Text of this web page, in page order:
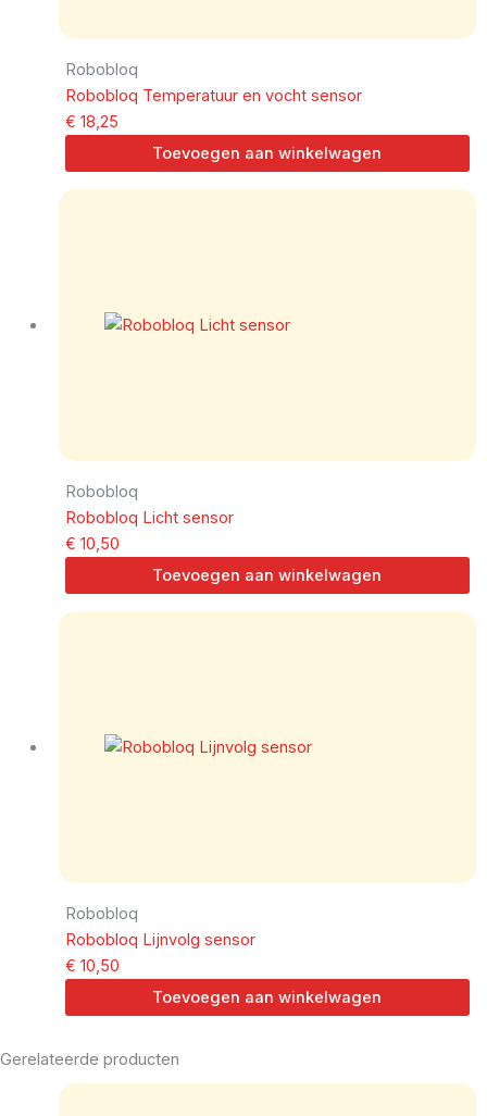
Robobloq
Robobloq Temperatuur en vocht sensor
€ 18,25
Toevoegen aan winkelwagen
Robobloq
Robobloq Licht sensor
€ 10,50
Toevoegen aan winkelwagen
Robobloq
Robobloq Lijnvolg sensor
€ 10,50
Toevoegen aan winkelwagen
Gerelateerde producten